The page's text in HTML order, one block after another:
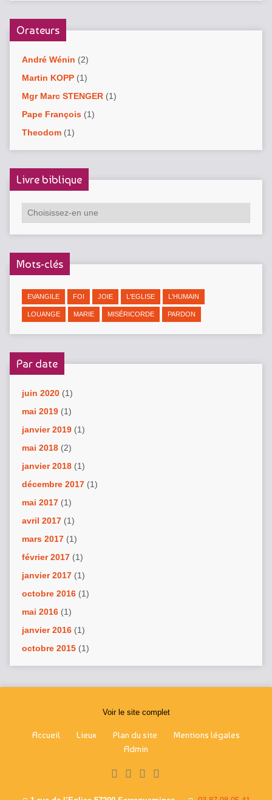
Orateurs
André Wénin (2)
Martin KOPP(1)
Mgr Marc STENGER(1)
Pape François(1)
Theodom(1)
Livre biblique
Mots-clés
EVANGILE FOI JOIE L'EGLISE L'HUMAIN
LOUANGE MARIE MISÉRICORDE PARDON
Par date
juin 2020(1)
mai 2019(1)
janvier 2019(1)
mai 2018(2)
janvier 2018(1)
décembre 2017(1)
mai 2017(1)
avril 2017(1)
mars 2017(1)
février 2017(1)
janvier 2017(1)
octobre 2016(1)
mai 2016(1)
janvier 2016(1)
octobre 2015(1)
Voir le site complet
Accueil Lieux Plan du site
Mentions légales
Admin